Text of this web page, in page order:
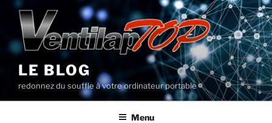
Aller
contenu
principal
LE BLOG
redonnez du souffle à votre ordinateur portable
Menu